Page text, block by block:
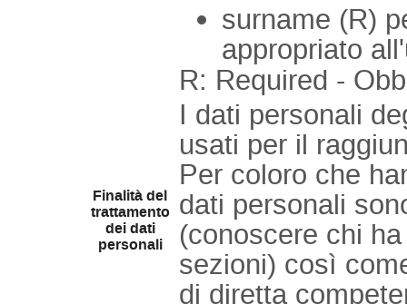
surname (R)
appropriato
R: Required -
Finalità del
trattamento
dei dati
personali
I dati personali
usati per il
Per coloro che
dati personali
(conoscere chi
sezioni) così
di diretta